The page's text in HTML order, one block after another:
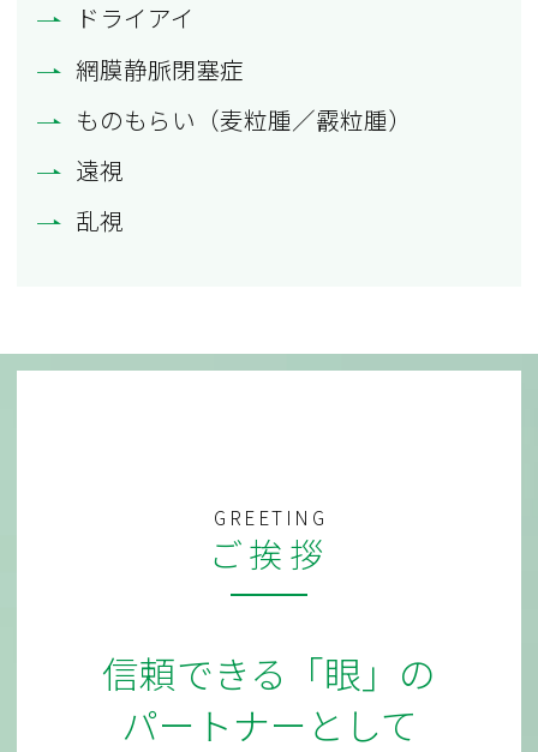
ドライアイ
網膜静脈閉塞症
ものもらい（麦粒腫／霰粒腫）
遠視
乱視
ご挨拶
信頼できる「眼」の
パートナーとして